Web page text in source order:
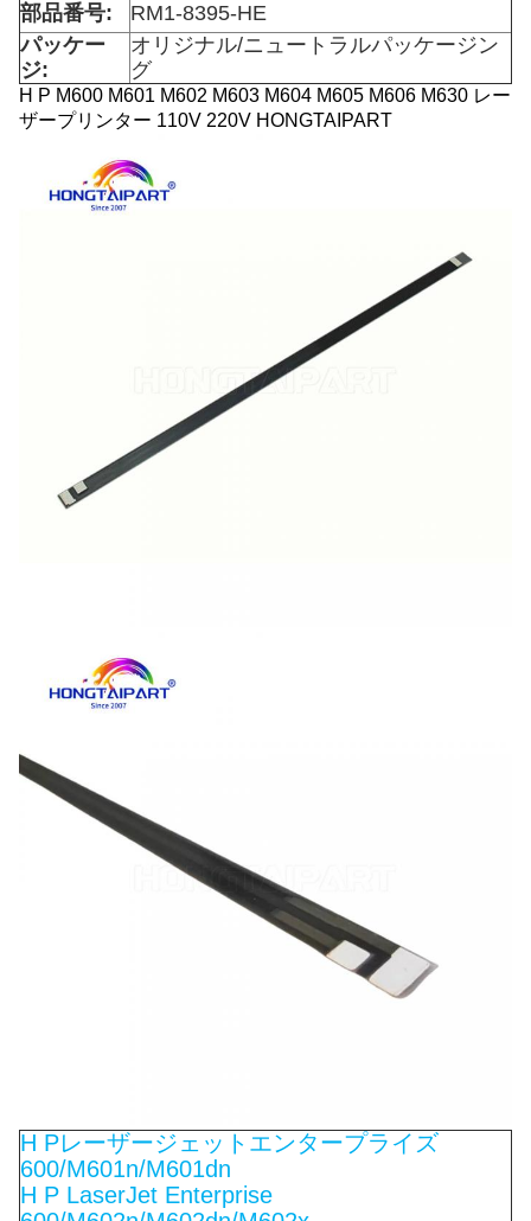
部品番号:
RM1-8395-HE
パッケー
ジ:
オリジナル/ニュートラルパッケージン
グ
H P M600 M601 M602 M603 M604 M605 M606 M630 レー
ザープリンター 110V 220V HONGTAIPART
H Pレーザージェットエンタープライズ
600/M601n/M601dn
H P LaserJet Enterprise